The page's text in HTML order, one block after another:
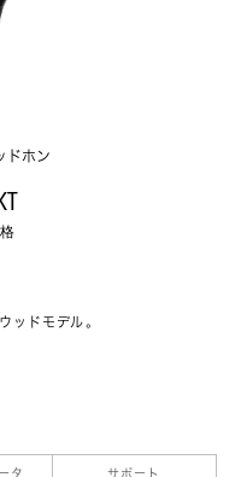
ドホン
ッドモデル。
タ サポート